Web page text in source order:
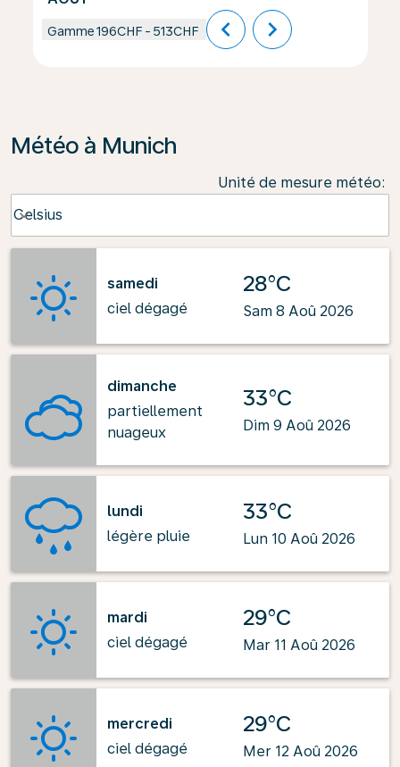
Gamme196CHF - 513CHF chevron_left chevron_right
Météo à Munich
Unité de mesure météo:
Celsius
keyboard_arrow_down
samedi
ciel dégagé
28°C
Sam 8 Aoû 2026
dimanche
partiellement
nuageux
33°C
Dim 9 Aoû 2026
lundi
légère pluie
33°C
Lun 10 Aoû 2026
mardi
ciel dégagé
29°C
Mar 11 Aoû 2026
mercredi
ciel dégagé
29°C
Mer 12 Aoû 2026